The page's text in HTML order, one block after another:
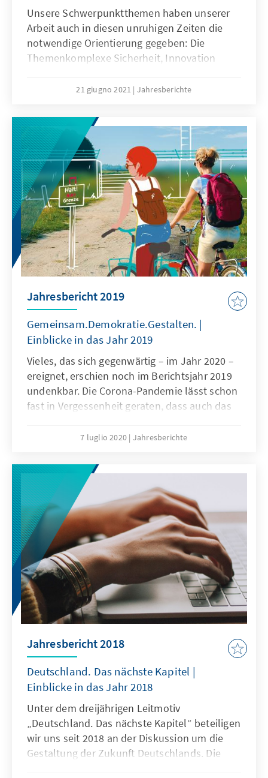
Unsere Schwerpunktthemen haben unserer
Arbeit auch in diesen unruhigen Zeiten die
notwendige Orientierung gegeben: Die
Themenkomplexe Sicherheit, Innovation
erweisen sich gerade vor dem Hintergrund der
21 giugno 2021 Jahresberichte
Jahresbericht 2019
Gemeinsam.Demokratie.Gestalten. |
Einblicke in das Jahr 2019
Vieles, das sich gegenwärtig – im Jahr 2020 –
ereignet, erschien noch im Berichtsjahr 2019
undenkbar. Die Corona-Pandemie lässt schon
fast in Vergessenheit geraten, dass auch das
7 luglio 2020 Jahresberichte
Jahresbericht 2018
Deutschland. Das nächste Kapitel |
Einblicke in das Jahr 2018
Unter dem dreijährigen Leitmotiv
„Deutschland. Das nächste Kapitel“ beteiligen
wir uns seit 2018 an der Diskussion um die
Gestaltung der Zukunft Deutschlands. Die